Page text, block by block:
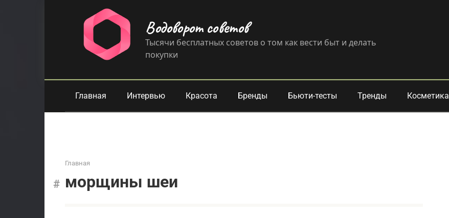
Водоворот советов
Тысячи бесплатных советов о том как вести быт и делать
покупки
Главная Интервью Красота Бренды Бьюти-тесты Тренды Косметика
Главная
морщины шеи